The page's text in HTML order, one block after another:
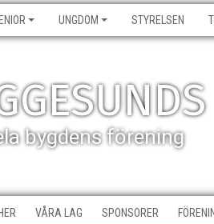
UNGDOM STYRELSEN
bygdens förening
VÅRA LAG SPONSORER